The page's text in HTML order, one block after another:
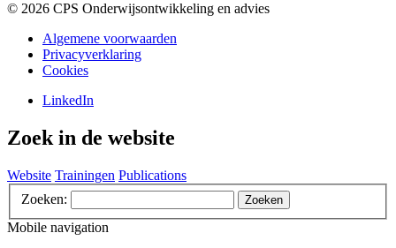
©️ 2026 CPS Onderwijsontwikkeling en advies
Algemene voorwaarden
Privacyverklaring
Cookies
LinkedIn
Zoek in de website
Website Trainingen Publications
Zoeken:
Zoeken
Mobile navigation